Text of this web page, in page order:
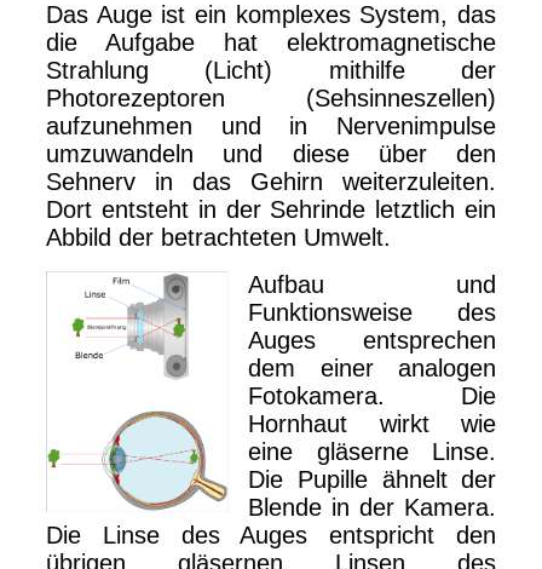
Das Auge ist ein komplexes System, das
die Aufgabe hat elektromagnetische
Strahlung (Licht) mithilfe der
Photorezeptoren (Sehsinneszellen)
aufzunehmen und in Nervenimpulse
umzuwandeln und diese über den
Sehnerv in das Gehirn weiterzuleiten.
Dort entsteht in der Sehrinde letztlich ein
Abbild der betrachteten Umwelt.
Aufbau und
Funktionsweise des
Auges entsprechen
dem einer analogen
Fotokamera. Die
Hornhaut wirkt wie
eine gläserne Linse.
Die Pupille ähnelt der
Blende in der Kamera.
Die Linse des Auges entspricht den
übrigen gläsernen Linsen des